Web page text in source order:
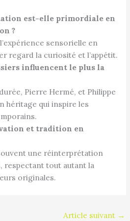
est-elle primordiale en
?
sensorielle en
regard la curiosité et l’appétit.
influencent le plus la
Pierre Hermé, et Philippe
héritage qui inspire les
et tradition en
une réinterprétation
respectant tout autant la
originales.
Article suivant →